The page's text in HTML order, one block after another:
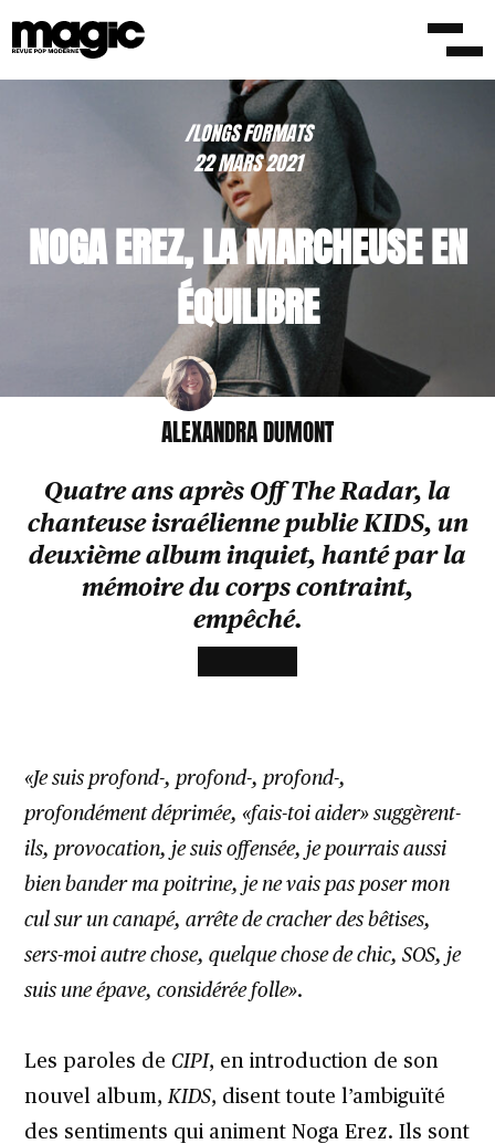
/LONGS FORMATS
22 MARS 2021
NOGA EREZ, LA MARCHEUSE EN
ÉQUILIBRE
ALEXANDRA DUMONT
Quatre ans après Off The Radar, la
chanteuse israélienne publie KIDS, un
deuxième album inquiet, hanté par la
mémoire du corps contraint,
empêché.
«Je suis profond-, profond-, profond-,
profondément déprimée, «fais-toi aider» suggèrent-
ils, provocation, je suis offensée, je pourrais aussi
bien bander ma poitrine, je ne vais pas poser mon
cul sur un canapé, arrête de cracher des bêtises,
sers-moi autre chose, quelque chose de chic, SOS, je
suis une épave, considérée folle».
Les paroles deCIPI, en introduction de son
nouvel album,KIDS, disent toute l’ambiguïté
des sentiments qui animent Noga Erez. Ils sont